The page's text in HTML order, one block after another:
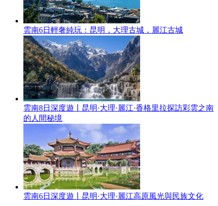
雲南6日輕奢純玩：昆明，大理古城，麗江古城
雲南8日深度遊丨昆明·大理·麗江·香格里拉探訪彩雲之南
的人間秘境
雲南6日深度遊丨昆明·大理·麗江高原風光與民族文化